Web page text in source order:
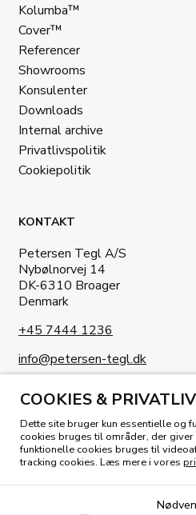
COOKIES & PRIVATLIV
Dette site bruger kun essentielle og
cookies bruges til områder, der
funktionelle cookies bruges til
tracking cookies. Læs mere i vores
Kolumba™
Cover™
Referencer
Showrooms
Konsulenter
Downloads
Internal archive
Privatlivspolitik
Cookiepolitik
KONTAKT
Petersen Tegl A/S
Nybølnorvej 14
DK-6310 Broager
Denmark
+45 7444 1236
info@petersen-tegl.dk
KIG I VORES MAGASIN